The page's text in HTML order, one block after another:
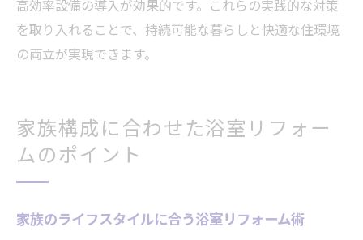
高効率設備の導入が効果的です。これらの実践的な対策
を取り入れることで、持続可能な暮らしと快適な住環境
の両立が実現できます。
家族構成に合わせた浴室リフォー
ムのポイント
家族のライフスタイルに合う浴室リフォーム術